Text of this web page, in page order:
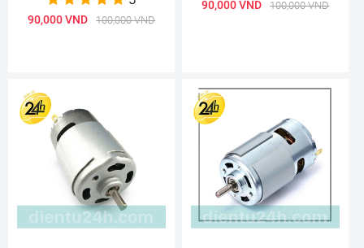
90,000 VND 100,000 VND
90,000 VND 100,000 VND